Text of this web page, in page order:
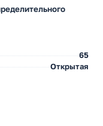
65
Открытая